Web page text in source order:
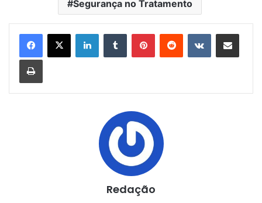
Segurança no Tratamento
LinkedinTumblr PinterestReddit VK Compartilhar via e-mail
Imprimir
Redação